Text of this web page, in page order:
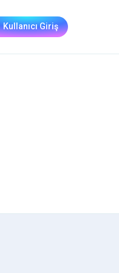
Kullanıcı Giriş